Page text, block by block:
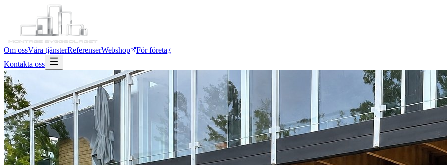
Om ossVåra tjänsterReferenserWebshop
För företag
Kontakta oss